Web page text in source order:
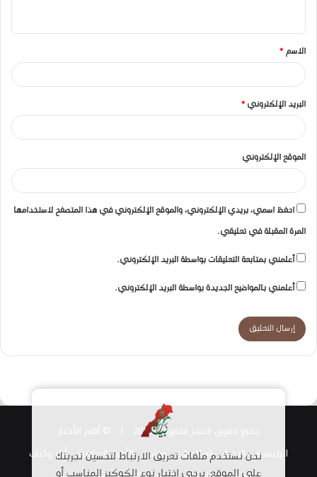
ق
*
الاسم *
البريد الإلكتروني *
الموقع الإلكتروني
احفظ اسمي، بريدي الإلكتروني، والموقع الإلكتروني في هذا المتصفح لاستخدامها
المرة المقبلة في تعليقي.
أعلمني بمتابعة التعليقات بواسطة البريد الإلكتروني.
أعلمني بالمواضيع الجديدة بواسطة البريد الإلكتروني.
جميع حقوق النشر محفوظة 2026 |
الرئيسية
الاخبار اسلاميات مجتمع الأخبار الرياضية أراء وكتابنحن نستخدم ملفات تعريف الارتباط لتحسين تجربتك
على الموقع. يرجى اختيار نوع الكوكيز المناسب أو